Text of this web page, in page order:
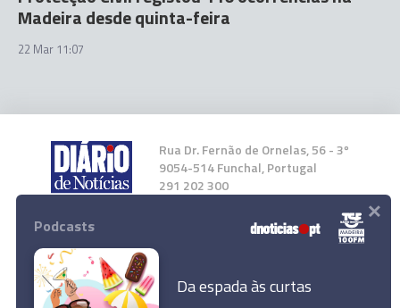
Madeira desde quinta-feira
22 Mar 11:07
Rua Dr. Fernão de Ornelas, 56 - 3º
9054-514 Funchal, Portugal
291 202 300
Instale a nossa App
Podcasts
Da espada às curtas
×